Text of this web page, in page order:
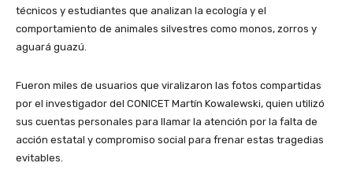
técnicos y estudiantes que analizan la ecología y el
comportamiento de animales silvestres como monos, zorros y
aguará guazú.
Fueron miles de usuarios que viralizaron las fotos compartidas
por el investigador del CONICET Martín Kowalewski, quien utilizó
sus cuentas personales para llamar la atención por la falta de
acción estatal y compromiso social para frenar estas tragedias
evitables.